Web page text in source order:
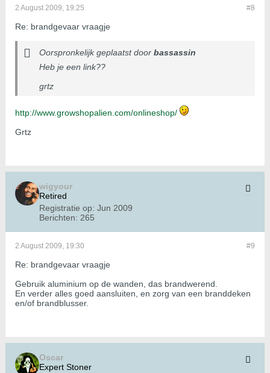
#8
2 August 2009, 19:25
Re: brandgevaar vraagje
Oorspronkelijk geplaatst door bassassin
Heb je een link??
grtz
http://www.growshopalien.com/onlineshop/
Grtz
wigyour
Retired
Registratie op: Jun 2009
Berichten: 265
#9
2 August 2009, 19:30
Re: brandgevaar vraagje
Gebruik aluminium op de wanden, das brandwerend.
En verder alles goed aansluiten, en zorg van een branddeken
en/of brandblusser.
Oscar
Expert Stoner